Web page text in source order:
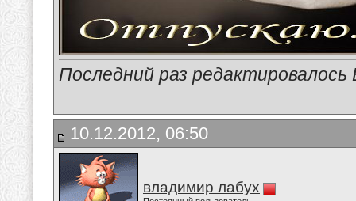
Последний раз
10.12.2012, 06:50
владимир лабух